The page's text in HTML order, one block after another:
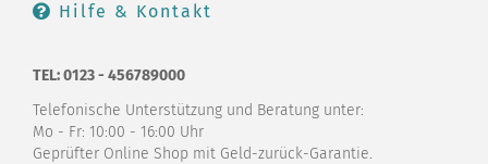
Hilfe & Kontakt
TEL: 0123 - 456789000
Telefonische Unterstützung und Beratung unter:
Mo - Fr: 10:00 - 16:00 Uhr
Geprüfter Online Shop mit Geld-zurück-Garantie.